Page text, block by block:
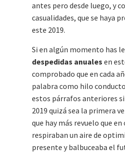
antes pero desde luego, y
casualidades, que se haya
este 2019.
Si en algún momento has
despedidas anuales en
comprobado que en cada
palabra como hilo
estos párrafos anteriores
2019 quizá sea la primera
que hay más revuelo que
respiraban un aire de
presente y balbuceaba el